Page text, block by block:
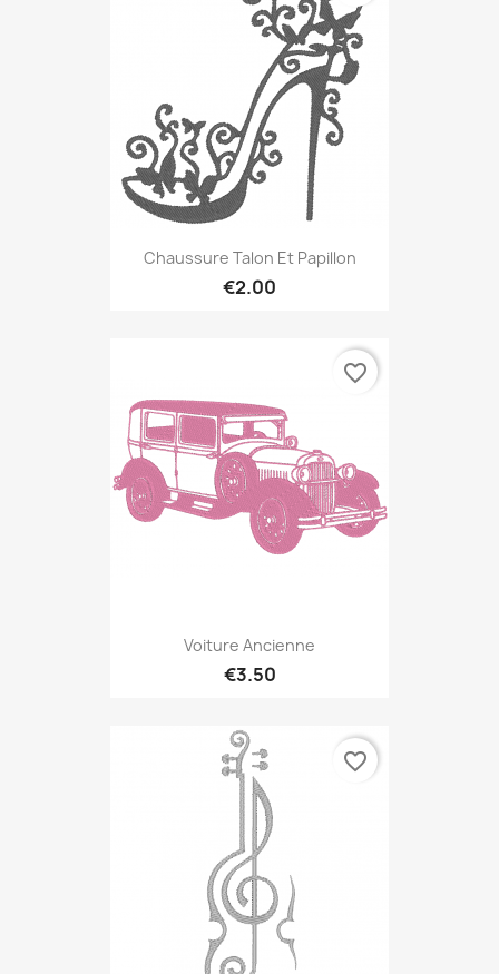
Chaussure Talon Et Papillon
€2.00
Voiture Ancienne
€3.50
favorite_border
favorite_border